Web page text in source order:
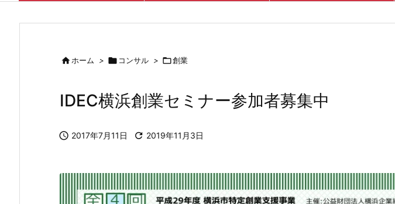
ホーム >  コンサル > 創業
IDEC横浜創業セミナー参加者募集中
 2017年7月11日  2019年11月3日